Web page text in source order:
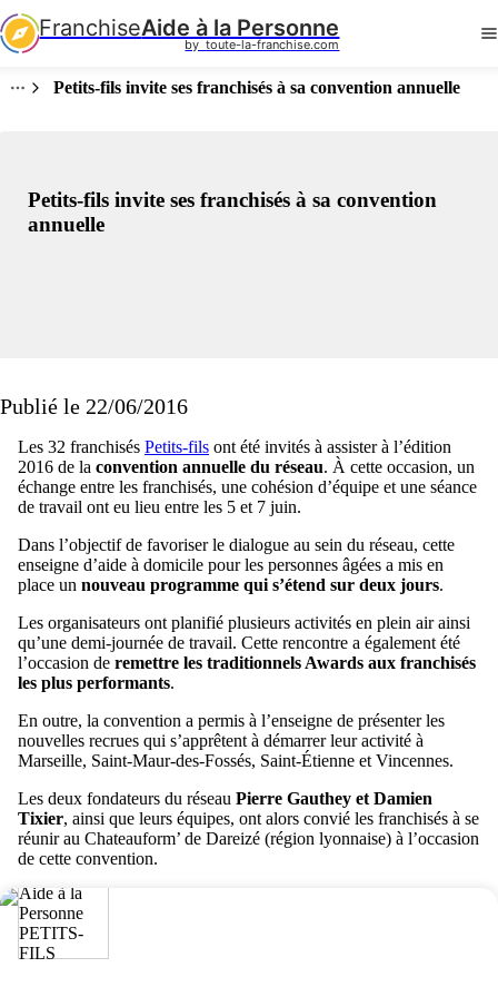
FranchiseAide à la Personne
by  toute-la-franchise.com
Petits-fils invite ses franchisés à sa convention annuelle
Petits-fils invite ses franchisés à sa convention
annuelle
Publié le 22/06/2016
Les 32 franchisés Petits-fils ont été invités à assister à l’édition
2016 de la convention annuelle du réseau. À cette occasion, un
échange entre les franchisés, une cohésion d’équipe et une séance
de travail ont eu lieu entre les 5 et 7 juin.
Dans l’objectif de favoriser le dialogue au sein du réseau, cette
enseigne d’aide à domicile pour les personnes âgées a mis en
place un nouveau programme qui s’étend sur deux jours.
Les organisateurs ont planifié plusieurs activités en plein air ainsi
qu’une demi-journée de travail. Cette rencontre a également été
l’occasion de remettre les traditionnels Awards aux franchisés
les plus performants.
En outre, la convention a permis à l’enseigne de présenter les
nouvelles recrues qui s’apprêtent à démarrer leur activité à
Marseille, Saint-Maur-des-Fossés, Saint-Étienne et Vincennes.
Les deux fondateurs du réseau Pierre Gauthey et Damien
Tixier, ainsi que leurs équipes, ont alors convié les franchisés à se
réunir au Chateauform’ de Dareizé (région lyonnaise) à l’occasion
de cette convention.